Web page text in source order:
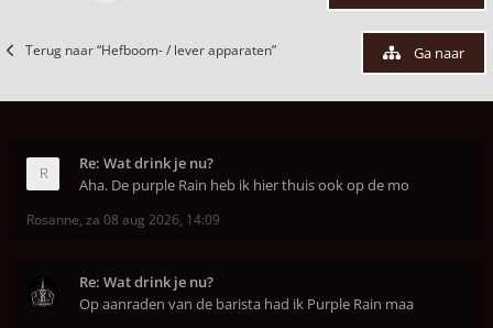
Terug naar “Hefboom- / lever apparaten” Ga naar
Re: Wat drink je nu?
Aha. De purple Rain heb ik hier thuis ook op de mo
Rosanne, za 08 aug 2026, 14:09
Re: Wat drink je nu?
Op aanraden van de barista had ik Purple Rain maa